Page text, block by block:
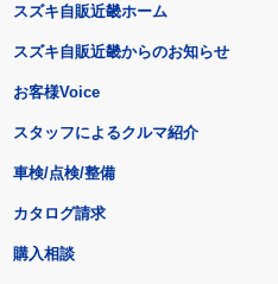
スズキ自販近畿ホーム
スズキ自販近畿からのお知らせ
お客様Voice
スタッフによるクルマ紹介
車検/点検/整備
カタログ請求
購入相談